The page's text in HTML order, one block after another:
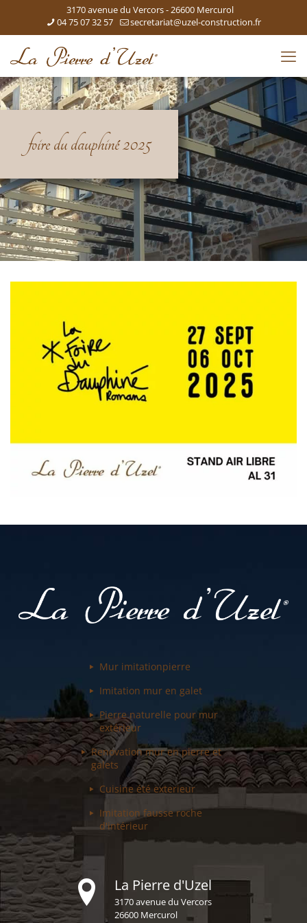
3170 avenue du Vercors - 26600 Mercurol
04 75 07 32 57
secretariat@uzel-construction.fr
foire du dauphiné 2025
Mur imitationpierre
Imitation mur en galet
Pierre naturelle pourmur
extérieur
Renovation muren pierre et
galets
Cuisine été exterieur
Imitation fausseroche
d'intérieur
La Pierre d'Uzel
3170 avenue du Vercors
26600 Mercurol